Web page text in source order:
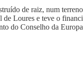
de raiz, num
de Loures e teve o
do Conselho da